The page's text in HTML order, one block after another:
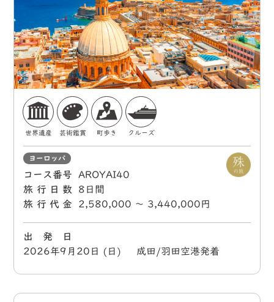
世界遺産 芸術鑑賞 町歩き クルーズ
ヨーロッパ
コース番号
AROYAI40
旅行日数
8日間
旅行代金
2,580,000 〜 3,440,000円
出 発 日
2026年9月20日 (日) 成田/羽田空港発着